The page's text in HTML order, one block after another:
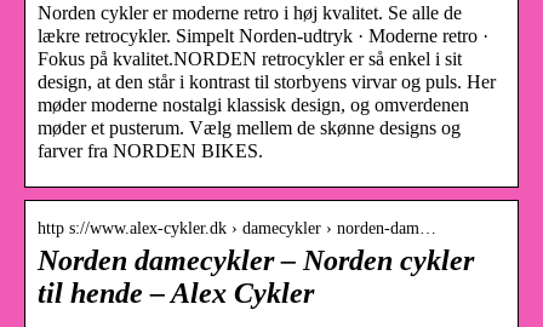
Norden cykler er moderne retro i høj kvalitet. Se alle de
lækre retrocykler. Simpelt Norden-udtryk · Moderne retro ·
Fokus på kvalitet.NORDEN retrocykler er så enkel i sit
design, at den står i kontrast til storbyens virvar og puls. Her
møder moderne nostalgi klassisk design, og omverdenen
møder et pusterum. Vælg mellem de skønne designs og
farver fra NORDEN BIKES.
http s://www.alex-cykler.dk › damecykler › norden-dam…
Norden damecykler – Norden cykler
til hende – Alex Cykler